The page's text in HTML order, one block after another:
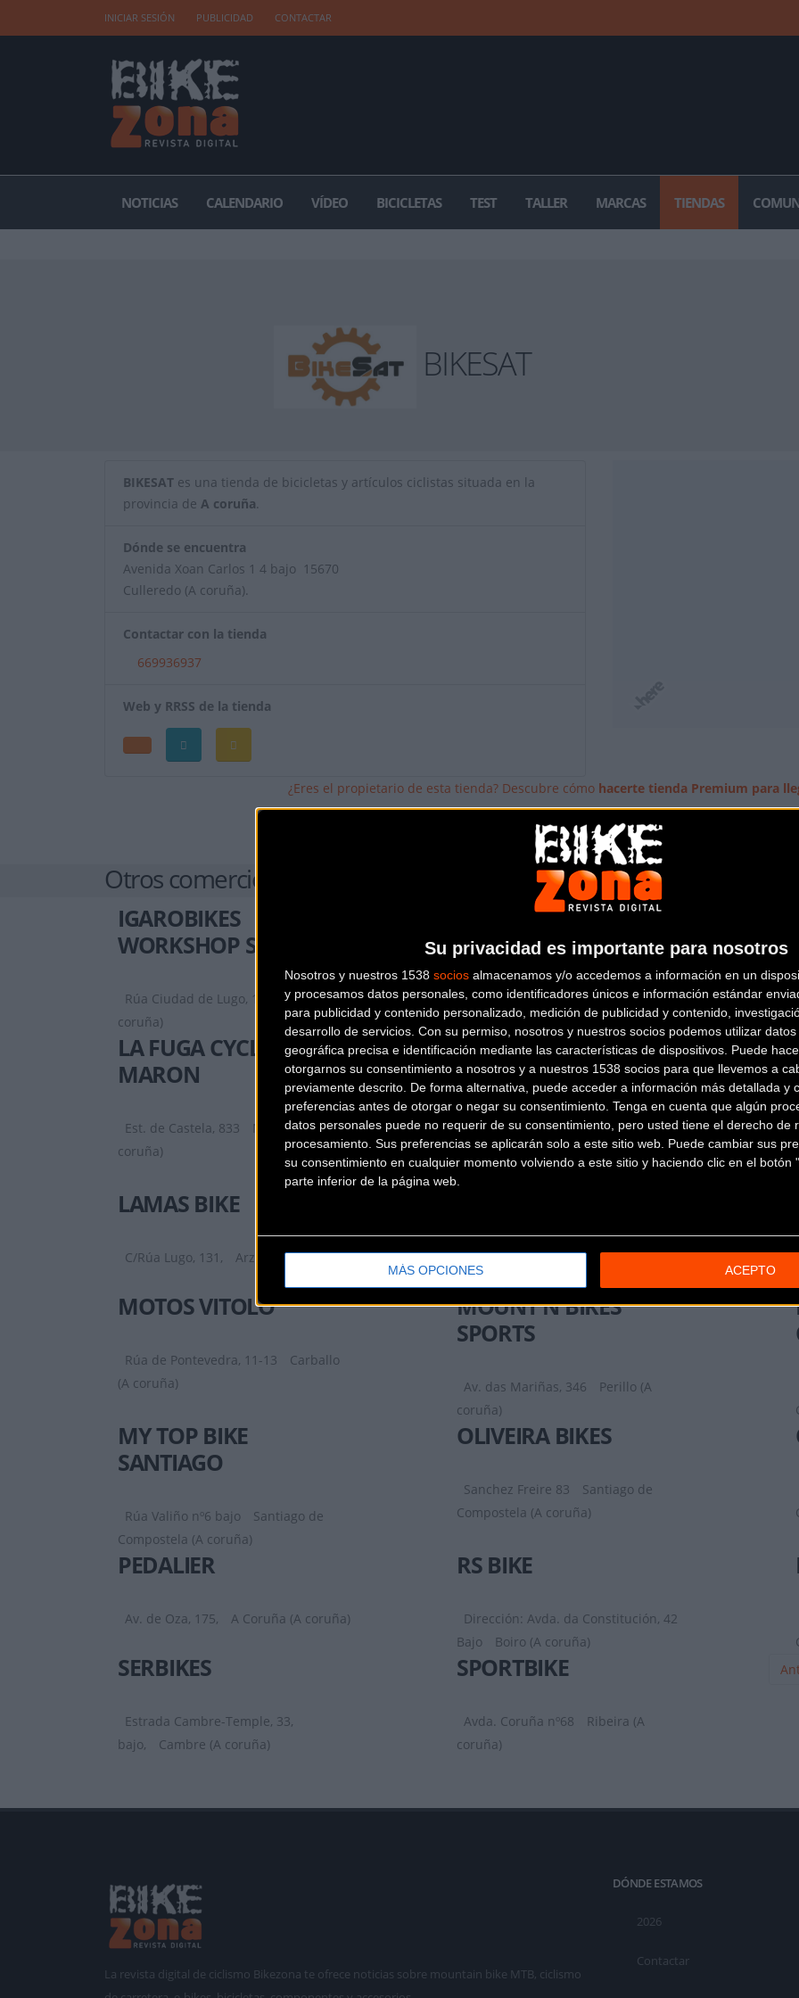
Su privacidad es importante para nosotros
Nosotros y nuestros 1538 socios almacenamos y/o accedemos a información en un
y procesamos datos personales, como identificadores únicos e información estándar
para publicidad y contenido personalizado, medición de publicidad y contenido,
desarrollo de servicios. Con su permiso, nosotros y nuestros socios podemos utilizar
geográfica precisa e identificación mediante las características de dispositivos. Puede
otorgarnos su consentimiento a nosotros y a nuestros 1538 socios para que llevemos a
previamente descrito. De forma alternativa, puede acceder a información más detallada y
preferencias antes de otorgar o negar su consentimiento. Tenga en cuenta que algún
datos personales puede no requerir de su consentimiento, pero usted tiene el derecho de
procesamiento. Sus preferencias se aplicarán solo a este sitio web. Puede cambiar sus
su consentimiento en cualquier momento volviendo a este sitio y haciendo clic en el botón
parte inferior de la página web.
MÁS OPCIONES ACEPTO
INICIAR SESIÓN PUBLICIDAD CONTACTAR
NOTICIAS CALENDARIO VÍDEO BICICLETAS TEST TALLER MARCAS TIENDAS
BIKESAT
BIKESAT es una tienda de bicicletas y artículos ciclistas situada en la
provincia de A coruña.
Dónde se encuentra
Avenida Xoan Carlos 1 4 bajo 15670
Culleredo (A coruña).
Contactar con la tienda
669936937
Web y RRSS de la tienda
¿Eres el propietario de esta tienda? Descubre cómo hacerte tienda Premium para
Otros comercios
IGAROBIKES
WORKSHOP SERVICE
Rúa Ciudad de Lugo, 12
A Coruña (A
coruña)
INFINITE PROYECT IP
Rúa Orzán, 146, Bajo,
A Coruña (A
coruña)
LA FUGA CYCLING
MARON
Est. de Castela, 833
Narón (A
coruña)
LA FUGA CYCLING
OLEIROS
Rúa Paraíso, 1 A Coruña (A coruña)
LAMAS BIKE
C/Rúa Lugo, 131, Arzúa (A coruña) Ronda de A Coruña, 52
Mellid (A
MOTOS VITOLO
Rúa de Pontevedra, 11-13
Carballo
(A coruña)
MOUNT N BIKES
SPORTS
Av. das Mariñas, 346
Perillo (A
coruña)
MY TOP BIKE
SANTIAGO
Rúa Valiño nº6 bajo
Santiago de
Compostela (A coruña)
OLIVEIRA BIKES
Sanchez Freire 83
Santiago de
Compostela (A coruña)
PEDALIER
Av. de Oza, 175, A Coruña (A coruña)
RS BIKE
Dirección: Avda. da Constitución, 42
Bajo
Boiro (A coruña)
SERBIKES
Estrada Cambre-Temple, 33,
bajo,
Cambre (A coruña)
SPORTBIKE
Avda. Coruña nº68
Ribeira (A
coruña)
La revista digital de ciclismo Bikezona te ofrece noticias sobre mountain bike MTB, ciclismo
DÓNDE ESTAMOS
2026
Contactar